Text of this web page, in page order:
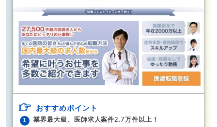
おすすめポイント
業界最大級、医師求人案件2.7万件以上！